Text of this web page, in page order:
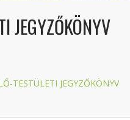
JEGYZŐKÖNYV
TESTÜLETI JEGYZŐKÖNYV